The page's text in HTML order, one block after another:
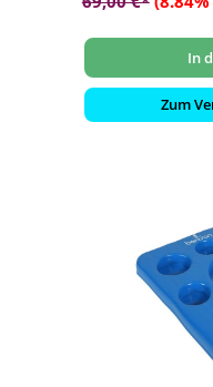
In
Zum